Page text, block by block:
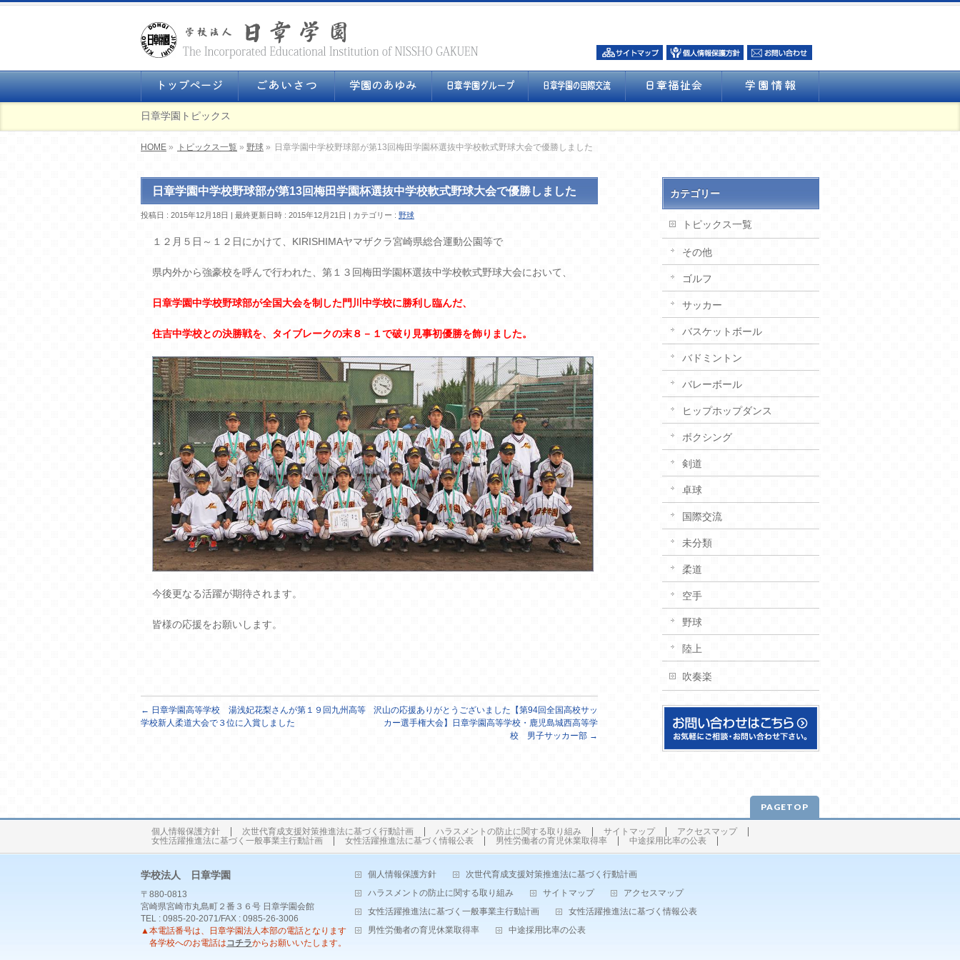
日章学園トピックス
HOME » トピックス一覧 » 野球 » 日章学園中学校野球部が第13回梅田学園杯選抜中学校軟式野球大会で優勝しました
日章学園中学校野球部が第13回梅田学園杯選抜中学校軟式野球大会で優勝しました
投稿日 : 2015年12月18日 最終更新日時 : 2015年12月21日 カテゴリー : 野球
１２月５日～１２日にかけて、KIRISHIMAヤマザクラ宮崎県総合運動公園等で
県内外から強豪校を呼んで行われた、第１３回梅田学園杯選抜中学校軟式野球大会において、
日章学園中学校野球部が全国大会を制した門川中学校に勝利し臨んだ、
住吉中学校との決勝戦を、タイブレークの末８－１で破り見事初優勝を飾りました。
今後更なる活躍が期待されます。
皆様の応援をお願いします。
← 日章学園高等学校 湯浅妃花梨さんが第１９回九州高等
学校新人柔道大会で３位に入賞しました
沢山の応援ありがとうございました【第94回全国高校サッ
カー選手権大会】日章学園高等学校・鹿児島城西高等学
校 男子サッカー部 →
カテゴリー
トピックス一覧
その他
ゴルフ
サッカー
バスケットボール
バドミントン
バレーボール
ヒップホップダンス
ボクシング
剣道
卓球
国際交流
未分類
柔道
空手
野球
陸上
吹奏楽
PAGETOP
個人情報保護方針 次世代育成支援対策推進法に基づく行動計画 ハラスメントの防止に関する取り組み サイトマップ
アクセスマップ
女性活躍推進法に基づく一般事業主行動計画
女性活躍推進法に基づく情報公表 男性労働者の育児休業取得率 中途採用比率の公表
学校法人 日章学園
〒880-0813
宮崎県宮崎市丸島町２番３６号 日章学園会館
TEL : 0985-20-2071/FAX : 0985-26-3006
▲本電話番号は、日章学園法人本部の電話となります
各学校へのお電話は コチラからお願いいたします。
個人情報保護方針
次世代育成支援対策推進法に基づく行動計画
ハラスメントの防止に関する取り組み
サイトマップ
アクセスマップ
女性活躍推進法に基づく一般事業主行動計画
女性活躍推進法に基づく情報公表
男性労働者の育児休業取得率
中途採用比率の公表